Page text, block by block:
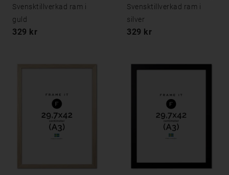
Svensktillverkad ram i
guld
329 kr
Svensktillverkad ram i
silver
329 kr